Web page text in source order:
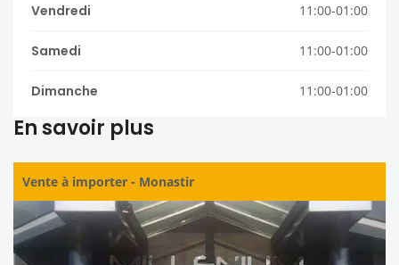
Vendredi 11:00-01:00
Samedi 11:00-01:00
Dimanche 11:00-01:00
En savoir plus
Vente à importer - Monastir